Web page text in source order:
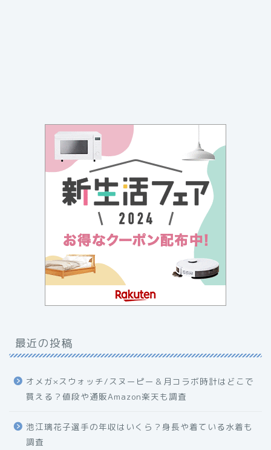
最近の投稿
オメガ×スウォッチ/スヌーピー＆月コラボ時計はどこで
買える？値段や通販Amazon楽天も調査
池江璃花子選手の年収はいくら？身長や着ている水着も
調査